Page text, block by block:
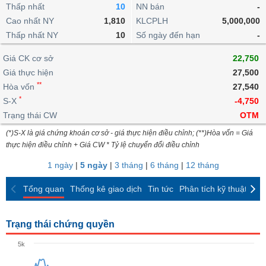
lỗ
dịch
nội
Niên
giám
Tài
liệu
cổ
Định
giá
ngoài
doanh
Top
cổ
phiếu
ngành
giao
dịch
dịch
Chứng
quyền
quan
Thống
giao
dịch
Thống
giao
dịch
Tin
tức
Phân
tích
kỹ
thuật
trực
tuyến
Bộ
lọc
cổ
So
sánh
Báo
cáo
Vĩ
mô
lai
Chứng
quyền
Trái
phiếu
IR
Awards
tạo
Dịch
vụ
Thấp nhất
10
Cao nhất NY
1,810
Thấp nhất NY
10
NN bán
-
KLCPLH
5,000,000
Số ngày đến hạn
-
Giá CK cơ sở
22,750
Giá thực hiện
27,500
Hòa vốn **
27,540
S-X *
-4,750
Trạng thái CW
OTM
(*)S-X là giá chứng khoán cơ sở - giá thực hiện điều chỉnh; (**)Hòa vốn = Giá
thực hiện điều chỉnh + Giá CW * Tỷ lệ chuyển đổi điều chỉnh
1 ngày| 5 ngày| 3 tháng | 6 tháng | 12 tháng
Tổng quan Thống kê giao dịch Tin tức Phân tích kỹ thuật
Trạng thái chứng quyền
5k
BẤT
ĐỘNG
SẢN
TÀI
CHÍNH
HÀNG
KINH
GIỚI